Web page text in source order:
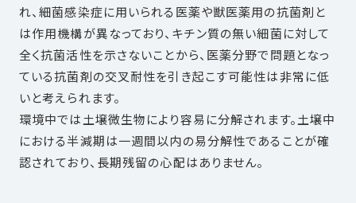
れ、細菌感染症に用いられる医薬や獣医薬用の抗菌剤と
は作用機構が異なっており、キチン質の無い細菌に対して
全く抗菌活性を示さないことから、医薬分野で問題となっ
ている抗菌剤の交叉耐性を引き起こす可能性は非常に低
いと考えられます。
環境中では土壌微生物により容易に分解されます。土壌中
における半減期は一週間以内の易分解性であることが確
認されており、長期残留の心配はありません。